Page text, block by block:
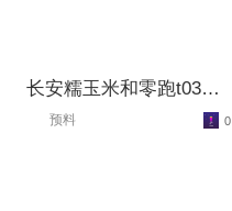
长安糯玉米和零跑t03选
择哪款？
预料 0